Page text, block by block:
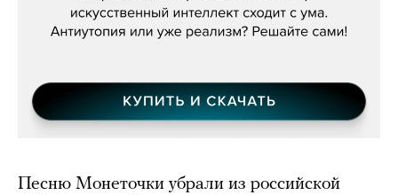
Песню Монеточки убрали из российской